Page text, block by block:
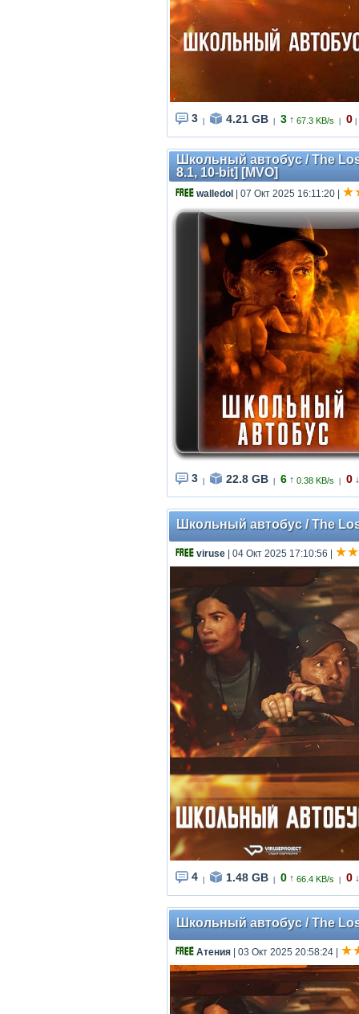
3 4.21 GB 3 ↑ 67.3 KB/s 0
Школьный автобус / The
8.1, 10-bit] [MVO]
walledol | 07 Окт 2025 16:11:20
3 22.8 GB 6 ↑ 0.38 KB/s 0 ↓
Школьный автобус / The
viruse | 04 Окт 2025 17:10:56
4 1.48 GB 0 ↑ 66.4 KB/s 0 ↓
Школьный автобус / The
Атения | 03 Окт 2025 20:58:24